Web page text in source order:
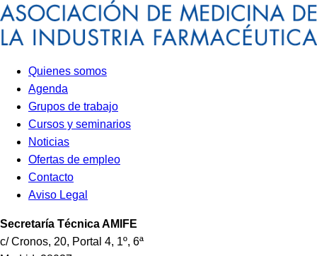
Quienes somos
Agenda
Grupos de trabajo
Cursos y seminarios
Noticias
Ofertas de empleo
Contacto
Aviso Legal
Secretaría TécnicaAMIFE
c/ Cronos, 20, Portal 4, 1º, 6ª